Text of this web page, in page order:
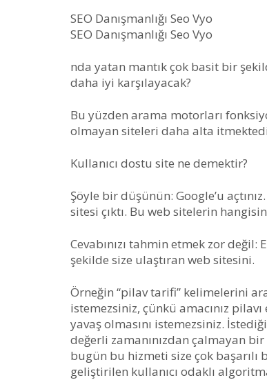
SEO Danışmanlığı Seo Vyo
SEO Danışmanlığı Seo Vyo
nda yatan mantık çok basit bir
daha iyi karşılayacak?
Bu yüzden arama motorları
olmayan siteleri daha alta
Kullanıcı dostu site ne demektir?
Şöyle bir düşünün: Google’u
sitesi çıktı. Bu web sitelerin
Cevabınızı tahmin etmek zor
şekilde size ulaştıran web sitesini.
Örneğin “pilav tarifi” kelimelerini
istemezsiniz, çünkü amacınız
yavaş olmasını istemezsiniz.
değerli zamanınızdan çalmayan
bugün bu hizmeti size çok başarılı
geliştirilen kullanıcı odaklı